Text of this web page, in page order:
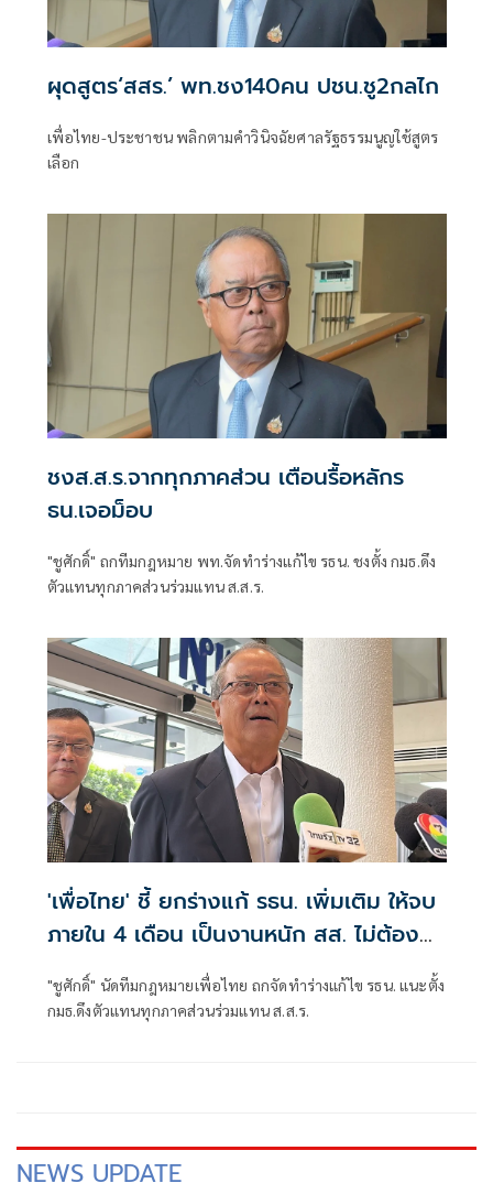
ผุดสูตร‘สสร.’ พท.ชง140คน ปชน.ชู2กลไก
เพื่อไทย-ประชาชน พลิกตามคำวินิจฉัยศาลรัฐธรรมนูญใช้สูตร
เลือก
ชงส.ส.ร.จากทุกภาคส่วน เตือนรื้อหลักร
ธน.เจอม็อบ
"ชูศักดิ์" ถกทีมกฎหมาย พท.จัดทำร่างแก้ไข รธน. ชงตั้ง กมธ.ดึง
ตัวแทนทุกภาคส่วนร่วมแทน ส.ส.ร.
'เพื่อไทย' ชี้ ยกร่างแก้ รธน. เพิ่มเติม ให้จบ
ภายใน 4 เดือน เป็นงานหนัก สส. ไม่ต้อง
กินต้องนอน
"ชูศักดิ์" นัดทีมกฎหมายเพื่อไทย ถกจัดทำร่างแก้ไข รธน. แนะตั้ง
กมธ.ดึงตัวแทนทุกภาคส่วนร่วมแทน ส.ส.ร.
NEWS UPDATE